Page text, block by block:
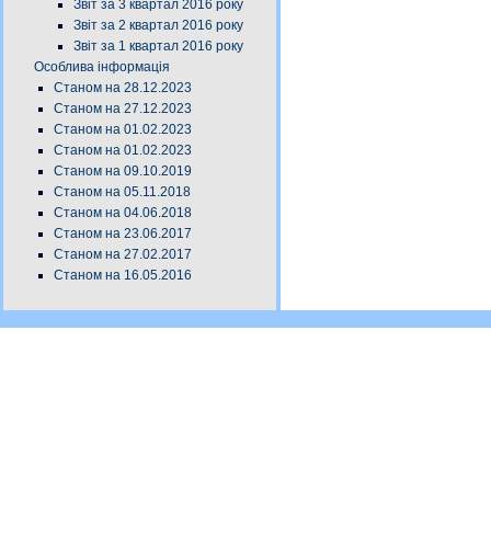
Звіт за 3 квартал 2016 року
Звіт за 2 квартал 2016 року
Звіт за 1 квартал 2016 року
Особлива інформація
Станом на 28.12.2023
Станом на 27.12.2023
Станом на 01.02.2023
Станом на 01.02.2023
Станом на 09.10.2019
Станом на 05.11.2018
Станом на 04.06.2018
Станом на 23.06.2017
Станом на 27.02.2017
Станом на 16.05.2016